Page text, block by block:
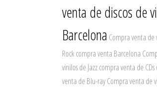
venta de discos de
Barcelona Compra venta de
Rock compra venta Barcelona
vinilos de Jazz compra venta de CDs
venta de Blu-ray Compra venta de